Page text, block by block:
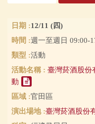
12/11 (四)
週一至週日 09:00-
活動
臺灣菸酒股份
動
官田區
臺灣菸酒股份